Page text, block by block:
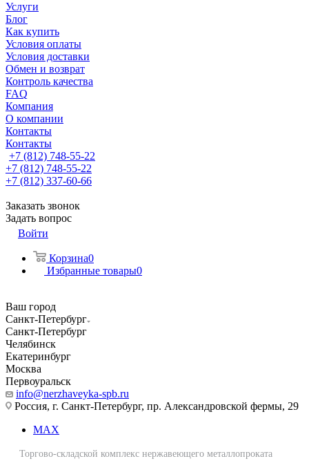
Услуги
Блог
Как купить
Условия оплаты
Условия доставки
Обмен и возврат
Контроль качества
FAQ
Компания
О компании
Контакты
Контакты
+7 (812) 748-55-22
+7 (812) 748-55-22
+7 (812) 337-60-66
Заказать звонок
Задать вопрос
Войти
Корзина0
Избранные товары0
Ваш город
Санкт-Петербург
Санкт-Петербург
Челябинск
Екатеринбург
Москва
Первоуральск
info@nerzhaveyka-spb.ru
Россия, г. Санкт-Петербург, пр. Александровской фермы, 29
MAX
Торгово-складской комплекс нержавеющего металлопроката